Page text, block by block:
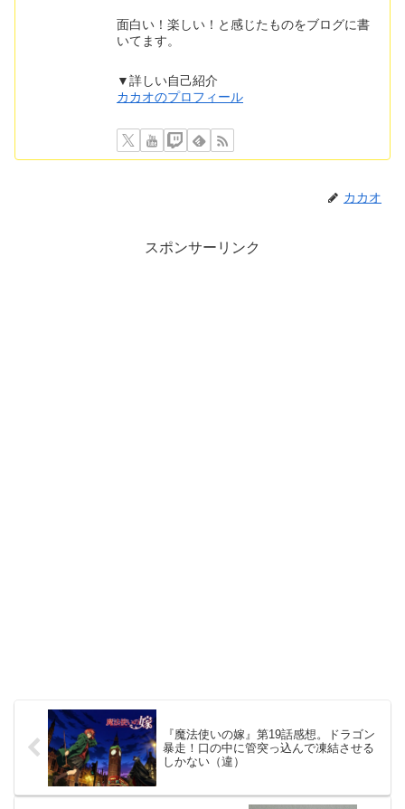
面白い！楽しい！と感じたものをブログに書
いてます。
▼詳しい自己紹介
カカオのプロフィール
カカオ
スポンサーリンク
『魔法使いの嫁』第19話感想。ドラゴン
暴走！口の中に管突っ込んで凍結させる
しかない（違）